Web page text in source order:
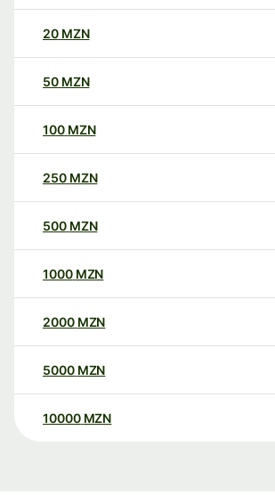
20 MZN
50 MZN
100 MZN
250 MZN
500 MZN
1000 MZN
2000 MZN
5000 MZN
10000 MZN